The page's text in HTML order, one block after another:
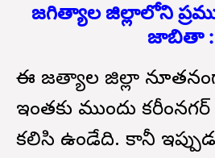
జగిత్యాల జిల్లాలోని
జాబితా :
ఈ జగిత్యాల జిల్లా
ఇంతకు ముందు
కలిసి ఉండేది. కానీ